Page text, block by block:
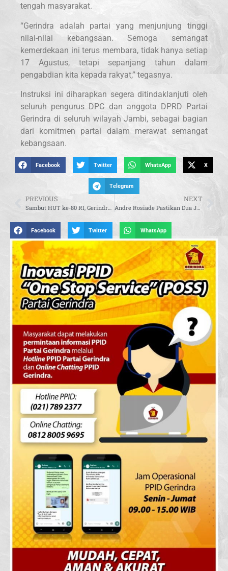
tengah masyarakat.
“Gerindra adalah partai yang menjunjung tinggi
nilai-nilai kebangsaan. Semoga semangat
kemerdekaan ini terus membara, tidak hanya setiap
17 Agustus, tetapi sepanjang tahun dalam
pengabdian kita kepada rakyat,” tegasnya.
Instruksi ini diharapkan segera ditindaklanjuti oleh
seluruh pengurus DPC dan anggota DPRD Partai
Gerindra di seluruh wilayah Jambi, sebagai bagian
dari komitmen partai dalam merawat semangat
kebangsaan.
Facebook Twitter WhatsApp X
Telegram
PREVIOUS
Sambut HUT ke-80 RI, Gerindra Salatiga Bagikan 8.000 Bendera Merah Putih
NEXT
Andre Rosiade Pastikan Dua Jembatan Rusak di Sumbar Segera Dibangun Kembali
Facebook Twitter WhatsApp